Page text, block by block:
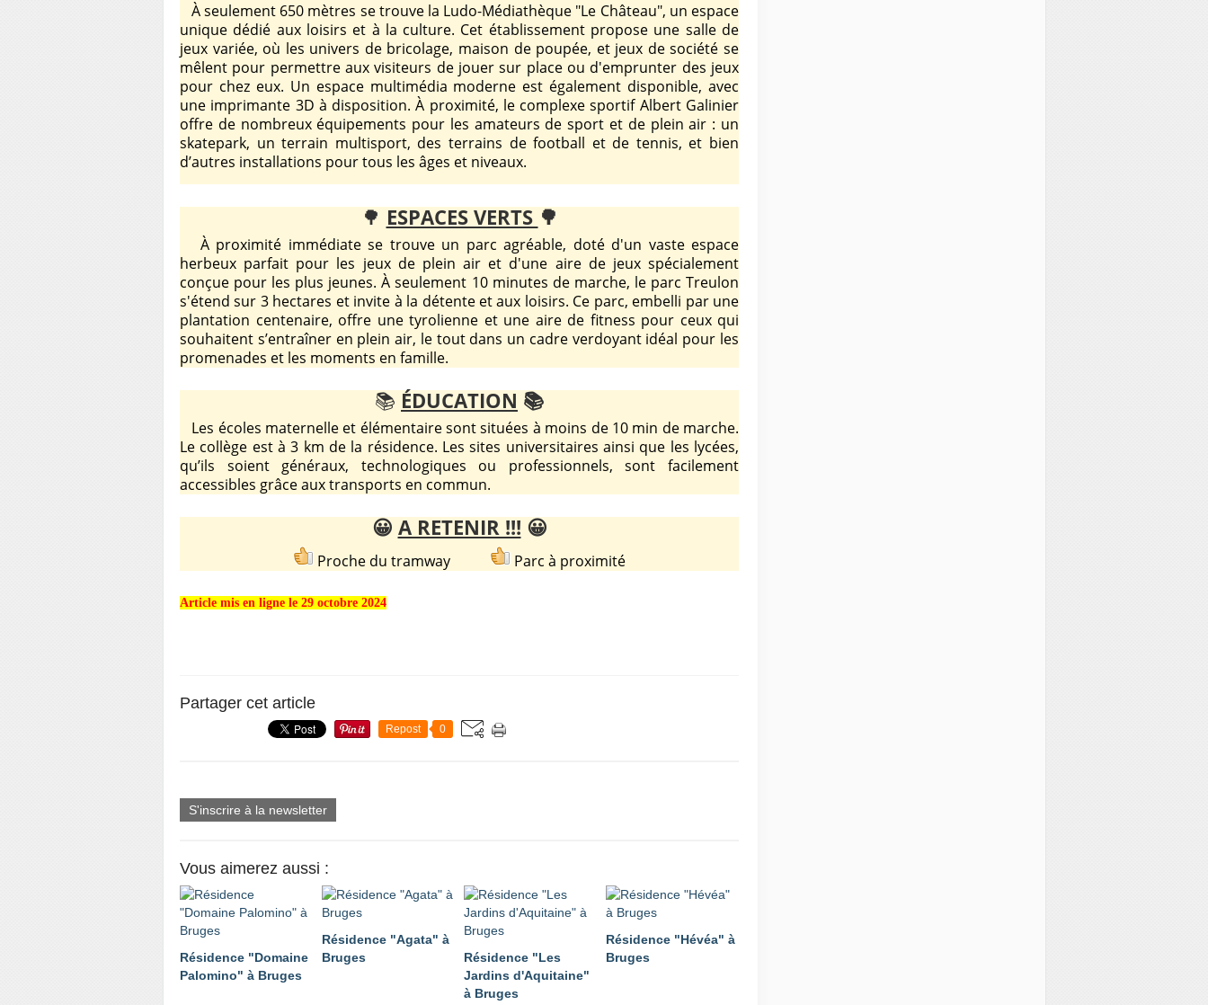
À seulement 650 mètres se trouve la Ludo-Médiathèque "Le Château", un espace
unique dédié aux loisirs et à la culture. Cet établissement propose une salle de
jeux variée, où les univers de bricolage, maison de poupée, et jeux de société se
mêlent pour permettre aux visiteurs de jouer sur place ou d'emprunter des jeux
pour chez eux. Un espace multimédia moderne est également disponible, avec
une imprimante 3D à disposition. À proximité, le complexe sportif Albert Galinier
offre de nombreux équipements pour les amateurs de sport et de plein air : un
skatepark, un terrain multisport, des terrains de football et de tennis, et bien
d’autres installations pour tous les âges et niveaux.
🌳 ESPACES VERTS 🌳
À proximité immédiate se trouve un parc agréable, doté d'un vaste espace
herbeux parfait pour les jeux de plein air et d'une aire de jeux spécialement
conçue pour les plus jeunes. À seulement 10 minutes de marche, le parc Treulon
s'étend sur 3 hectares et invite à la détente et aux loisirs. Ce parc, embelli par une
plantation centenaire, offre une tyrolienne et une aire de fitness pour ceux qui
souhaitent s’entraîner en plein air, le tout dans un cadre verdoyant idéal pour les
promenades et les moments en famille.
📚 ÉDUCATION 📚
Les écoles maternelle et élémentaire sont situées à moins de 10 min de marche.
Le collège est à 3 km de la résidence. Les sites universitaires ainsi que les lycées,
qu’ils soient généraux, technologiques ou professionnels, sont facilement
accessibles grâce aux transports en commun.
😀 A RETENIR !!! 😀
Proche du tramway Parc à proximité
Article mis en ligne le 29 octobre 2024
Partager cet article
Repost 0
S'inscrire à la newsletter
Vous aimerez aussi :
Résidence "Domaine
Palomino" à Bruges
Résidence "Agata" à
Bruges
Résidence "Les
Jardins d'Aquitaine"
à Bruges
Résidence "Hévéa" à
Bruges